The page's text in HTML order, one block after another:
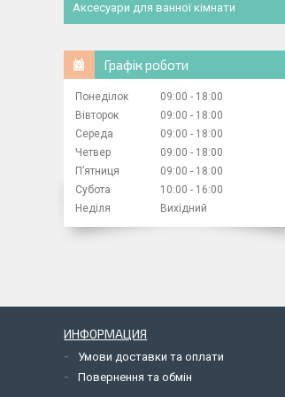
Аксесуари для ванної кімнати
Графік роботи
Понеділок 09:00
18:00
Вівторок
09:00
18:00
Середа
09:00
18:00
Четвер
09:00
18:00
Пʼятниця
09:00
18:00
Субота
10:00
16:00
Неділя
Вихідний
ИНФОРМАЦИЯ
Умови доставки та оплати
Повернення та обмін